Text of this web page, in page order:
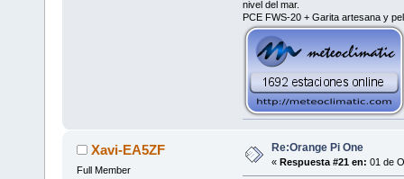
nivel del mar.
PCE FWS-20 + Garita artesana y
Xavi-EA5ZF
Full Member
Re:Orange Pi One
« Respuesta #21 en: 01 de